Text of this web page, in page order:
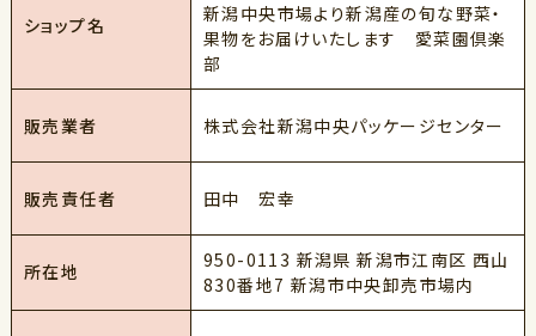
ショップ名
新潟中央市場より新潟産の旬な野菜・
果物をお届けいたします 愛菜園倶楽
部
販売業者 株式会社新潟中央パッケージセンター
販売責任者 田中 宏幸
所在地
950-0113 新潟県 新潟市江南区 西山
830番地7 新潟市中央卸売市場内